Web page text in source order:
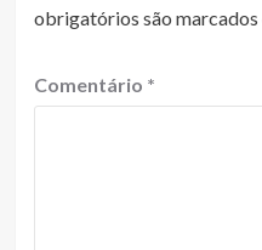
obrigatórios são marcados
Comentário *